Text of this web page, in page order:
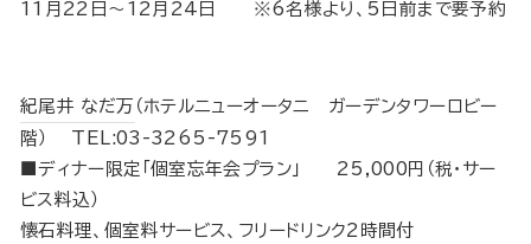
11月22日～12月24日 ※6名様より、5日前まで要予約
紀尾井 なだ万 （ホテルニューオータニ ガーデンタワーロビー
階） TEL:03-3265-7591
■ディナー限定「個室忘年会プラン」 25,000円（税･サー
ビス料込）
懐石料理、個室料サービス、フリードリンク2時間付